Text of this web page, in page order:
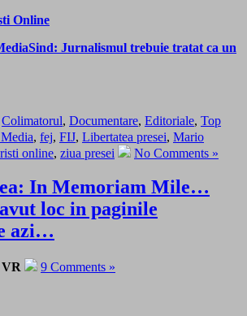
Online
Jurnalismul trebuie tratat ca un
Colimatorul, Documentare, Editoriale, Top
, fej, FIJ, Libertatea presei, Mario
online, ziua presei No Comments »
In Memoriam Mile…
loc in paginile
azi…
VR 9 Comments »